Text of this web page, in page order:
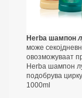
Herba шампон
може
овозможуваат
Herba шампон
подобрува
1000ml